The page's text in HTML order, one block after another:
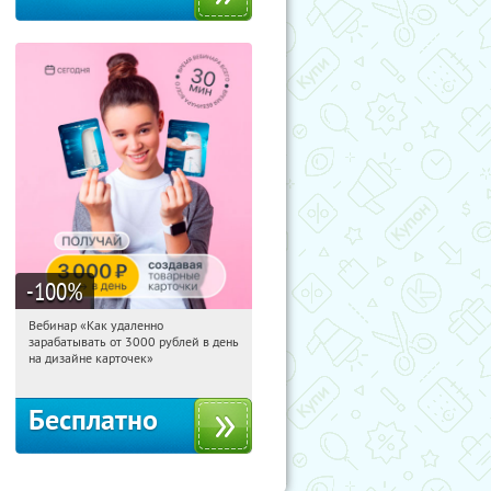
-100%
13:19:26 Получили:
Россия
Вебинар «Как удаленно
зарабатывать от 3000 рублей в день
на дизайне карточек»
Бесплатно